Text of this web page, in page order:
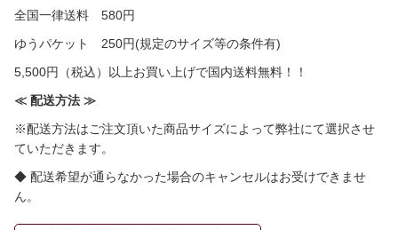
全国一律送料 580円
ゆうパケット 250円(規定のサイズ等の条件有)
5,500円（税込）以上お買い上げで国内送料無料！！
≪ 配送方法 ≫
※配送方法はご注文頂いた商品サイズによって弊社にて選択させ
ていただきます。
◆ 配送希望が通らなかった場合のキャンセルはお受けできませ
ん。